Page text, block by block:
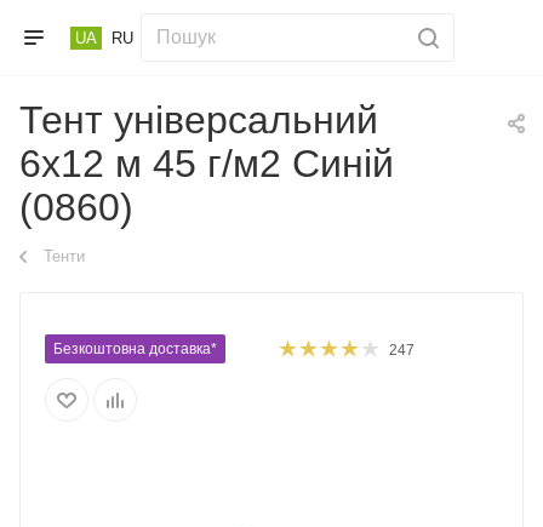
UA RU
Тент універсальний
6х12 м 45 г/м2 Синій
(0860)
Тенти
Безкоштовна доставка* 247